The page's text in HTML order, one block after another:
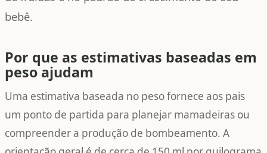
bebê.
Por que as estimativas baseadas em
peso ajudam
Uma estimativa baseada no peso fornece aos pais
um ponto de partida para planejar mamadeiras ou
compreender a produção de bombeamento. A